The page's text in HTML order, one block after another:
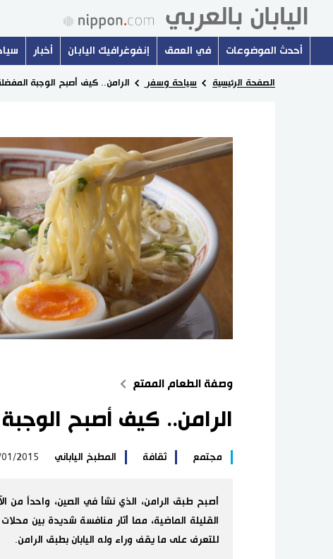
أحدث الموضوعات في العمق إنفوغرافيك اليابان أخبار
الصفحة الرئيسية سياحة وسفر الرامن.. كيف أصبح الوجبة
وصفة الطعام الممتع
الرامن.. كيف أصبح
مجتمع ثقافة المطبخ الياباني 2015
أصبح طبق الرامن، الذي نشأ في الصين، واحداً من
القليلة الماضية، مما أثار منافسة شديدة بين
للتعرف على ما يقف وراء وله اليابان بطبق الرامن.